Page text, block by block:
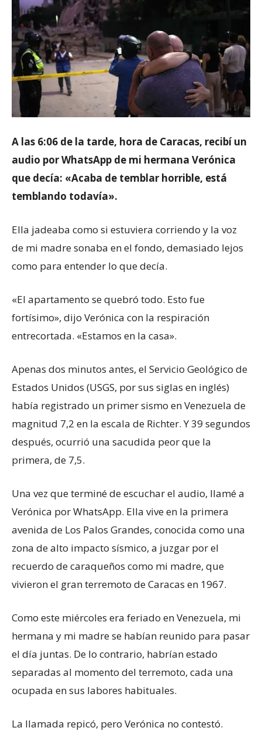
A las 6:06 de la tarde, hora de Caracas, recibí un
audio por WhatsApp de mi hermana Verónica
que decía: «Acaba de temblar horrible, está
temblando todavía».
Ella jadeaba como si estuviera corriendo y la voz
de mi madre sonaba en el fondo, demasiado lejos
como para entender lo que decía.
«El apartamento se quebró todo. Esto fue
fortísimo», dijo Verónica con la respiración
entrecortada. «Estamos en la casa».
Apenas dos minutos antes, el Servicio Geológico de
Estados Unidos (USGS, por sus siglas en inglés)
había registrado un primer sismo en Venezuela de
magnitud 7,2 en la escala de Richter. Y 39 segundos
después, ocurrió una sacudida peor que la
primera, de 7,5.
Una vez que terminé de escuchar el audio, llamé a
Verónica por WhatsApp. Ella vive en la primera
avenida de Los Palos Grandes, conocida como una
zona de alto impacto sísmico, a juzgar por el
recuerdo de caraqueños como mi madre, que
vivieron el gran terremoto de Caracas en 1967.
Como este miércoles era feriado en Venezuela, mi
hermana y mi madre se habían reunido para pasar
el día juntas. De lo contrario, habrían estado
separadas al momento del terremoto, cada una
ocupada en sus labores habituales.
La llamada repicó, pero Verónica no contestó.